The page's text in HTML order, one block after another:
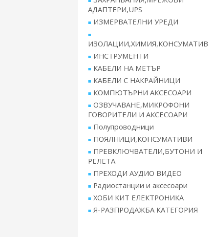
АДАПТЕРИ,UPS
ИЗМЕРВАТЕЛНИ УРЕДИ
ИЗОЛАЦИИ,ХИМИЯ,КОНСУМАТИВ
ИНСТРУМЕНТИ
КАБЕЛИ НА МЕТЪР
КАБЕЛИ С НАКРАЙНИЦИ
КОМПЮТЪРНИ АКСЕСОАРИ
ОЗВУЧАВАНЕ,МИКРОФОНИ
ГОВОРИТЕЛИ И АКСЕСОАРИ
Полупроводници
ПОЯЛНИЦИ,КОНСУМАТИВИ
ПРЕВКЛЮЧВАТЕЛИ,БУТОНИ И
РЕЛЕТА
ПРЕХОДИ АУДИО ВИДЕО
Радиостанции и аксесоари
ХОБИ КИТ ЕЛЕКТРОНИКА
Я-РАЗПРОДАЖБА КАТЕГОРИЯ